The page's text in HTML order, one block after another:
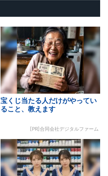
宝くじ当たる人だけがやってい
ること、教えます
[PR]合同会社デジタルファーム